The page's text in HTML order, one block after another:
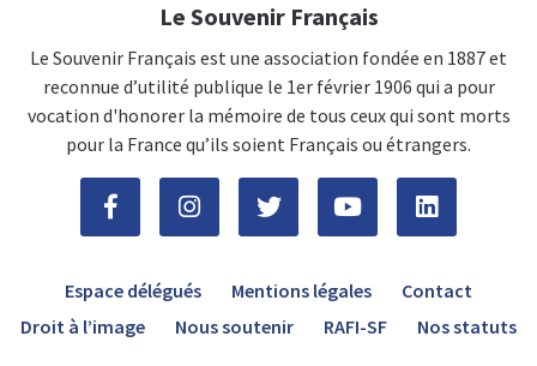
Le Souvenir Français
Le Souvenir Français est une association fondée en 1887 et
reconnue d’utilité publique le 1er février 1906 qui a pour
vocation d'honorer la mémoire de tous ceux qui sont morts
pour la France qu’ils soient Français ou étrangers.
Espace délégués Mentions légales
Contact
Droit à l’image
Nous soutenir RAFI-SF Nos statuts